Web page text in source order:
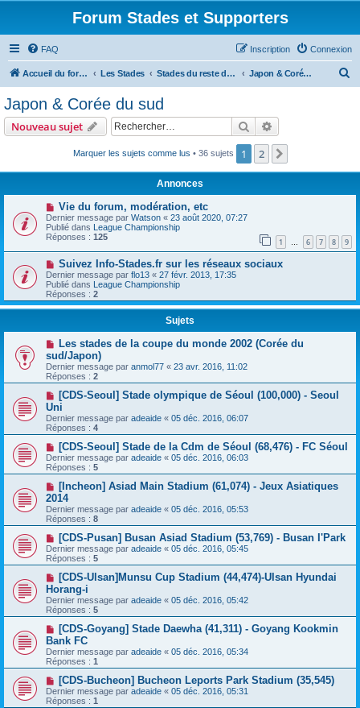
Forum Stades et Supporters
FAQ Connexion
Inscription
Accueil du forum Les Stades Stades du reste du Monde Japon & Corée du sud
r
Japon & Corée du sud
Nouveau sujet Rechercher
Marquer les sujets comme lus • 36 sujets 1 2
Annonces
Vie du forum, modération, etc
Dernier message par Watson « 23 août 2020, 07:27
Publié dans League Championship
Réponses : 125 1 … 6 7 8 9
Suivez Info-Stades.fr sur les réseaux sociaux
Dernier message par flo13 « 27 févr. 2013, 17:35
Publié dans League Championship
Réponses : 2
Sujets
Les stades de la coupe du monde 2002 (Corée du
sud/Japon)
Dernier message par anmol77 « 23 avr. 2016, 11:02
Réponses : 2
[CDS-Seoul] Stade olympique de Séoul (100,000) - Seoul
Uni
Dernier message par adeaide « 05 déc. 2016, 06:07
Réponses : 4
[CDS-Seoul] Stade de la Cdm de Séoul (68,476) - FC Séoul
Dernier message par adeaide « 05 déc. 2016, 06:03
Réponses : 5
[Incheon] Asiad Main Stadium (61,074) - Jeux Asiatiques
2014
Dernier message par adeaide « 05 déc. 2016, 05:53
Réponses : 8
[CDS-Pusan] Busan Asiad Stadium (53,769) - Busan I'Park
Dernier message par adeaide « 05 déc. 2016, 05:45
Réponses : 5
[CDS-Ulsan]Munsu Cup Stadium (44,474)-Ulsan Hyundai
Horang-i
Dernier message par adeaide « 05 déc. 2016, 05:42
Réponses : 5
[CDS-Goyang] Stade Daewha (41,311) - Goyang Kookmin
Bank FC
Dernier message par adeaide « 05 déc. 2016, 05:34
Réponses : 1
[CDS-Bucheon] Bucheon Leports Park Stadium (35,545)
Dernier message par adeaide « 05 déc. 2016, 05:31
Réponses : 1